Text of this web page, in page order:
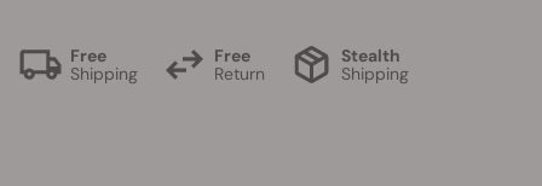
Free
Shipping
Free
Return
Stealth
Shipping